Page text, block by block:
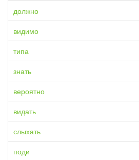
должно
видимо
типа
знать
вероятно
видать
слыхать
поди